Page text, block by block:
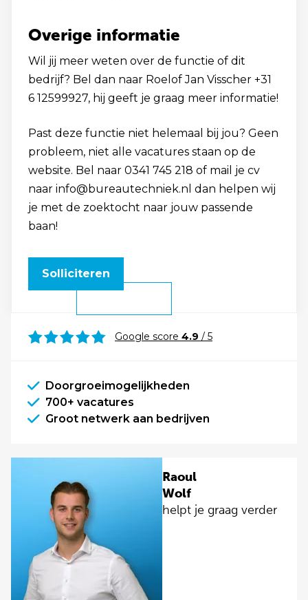
Overige informatie
Wil jij meer weten over de functie of dit
bedrijf? Bel dan naar Roelof Jan Visscher +31
6 12599927, hij geeft je graag meer informatie!
Past deze functie niet helemaal bij jou? Geen
probleem, niet alle vacatures staan op de
website. Bel naar 0341 745 218 of mail je cv
naar info@bureautechniek.nl dan helpen wij
je met de zoektocht naar jouw passende
baan!
Solliciteren
Google score 4.9 / 5
Doorgroeimogelijkheden
700+ vacatures
Groot netwerk aan bedrijven
Raoul
Wolf
helpt je graag verder